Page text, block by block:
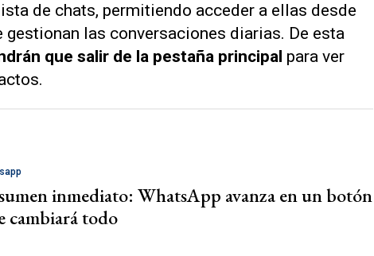
de chats, permitiendo acceder a ellas desde
las conversaciones diarias. De esta
que salir de la pestaña principal para ver
inmediato: WhatsApp avanza en un botón
cambiará todo